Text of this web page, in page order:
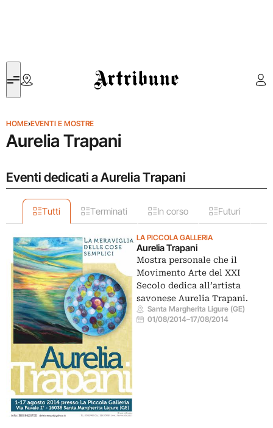
Artribune
HOME›EVENTI E MOSTRE
Aurelia Trapani
Eventi dedicati a Aurelia Trapani
Tutti Terminati In corso Futuri
LA PICCOLA GALLERIA
Aurelia Trapani
Mostra personale che il
Movimento Arte del XXI
Secolo dedica all’artista
savonese Aurelia Trapani.
Santa Margherita Ligure (GE)
01/08/2014–17/08/2014